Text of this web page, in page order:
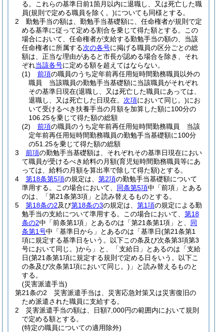
る。
これらの基準日前1箇月以内に退職し、又は死亡した職
員(規則で定める職員を除く。)についても同様とする。
2
勤勉手当の額は、勤勉手当基礎額に、任命権者が規則で定
める基準に従って定める割合を乗じて得た額とする。
この
場合において、任命権者が支給する勤勉手当の額の、当該
任命権者に所属する次の各号に掲げる職員の区分ごとの総
額は、正当な理由があると市長が認める場合を除き、それ
ぞれ当該各号に定める額を超えてはならない。
(1)
前項の職員のうち定年前再任用短時間勤務職員以外の
職員 当該職員の勤勉手当基礎額に当該職員がそれぞれ
その基準日現在(退職し、又は死亡した職員にあっては、
退職し、又は死亡した日現在。 次項において同じ。)にお
いて受けるべき扶養手当の月額を加算した額に100分の
106.25を乗じて得た額の総額
(2)
前項の職員のうち定年前再任用短時間勤務職員 当該
定年前再任用短時間勤務職員の勤勉手当基礎額に100分
の51.25を乗じて得た額の総額
3
前項の勤勉手当基礎額は、それぞれその基準日現在におい
て職員が受けるべき給料の月額(育児短時間勤務職員等にあ
っては、給料の月額を算出率で除して得た額)とする。
4
第18条第5項の規定は、 第2項の勤勉手当基礎額について
準用する。
この場合において、 同条第5項中「前項」とある
のは、「第21条第3項」と読み替えるものとする。
5
第18条の2及び第18条の3の規定は、 第1項の規定による勤
勉手当の支給について準用する。
この場合において、 第18
条の2中「前条第1項」とあるのは「第21条第1項」と、 同
条第1号中「基準日から」とあるのは「基準日(第21条第1
項に規定する基準日をいう。以下この条及び次条第3項第3
号において同じ。)から」と、「支給日」とあるのは「支給
日(第21条第1項に規定する規則で定める日をいう。以下こ
の条及び次条第1項において同じ。) 」と読み替えるものと
する。
(災害派遣手当)
第21条の2
災害派遣手当は、災害応急対策又は災害復旧の
ため派遣された職員に支給する。
2
災害派遣手当の額は、日額7,000円の範囲内において規則
で定める額とする。
(特定の職員についての適用除外)